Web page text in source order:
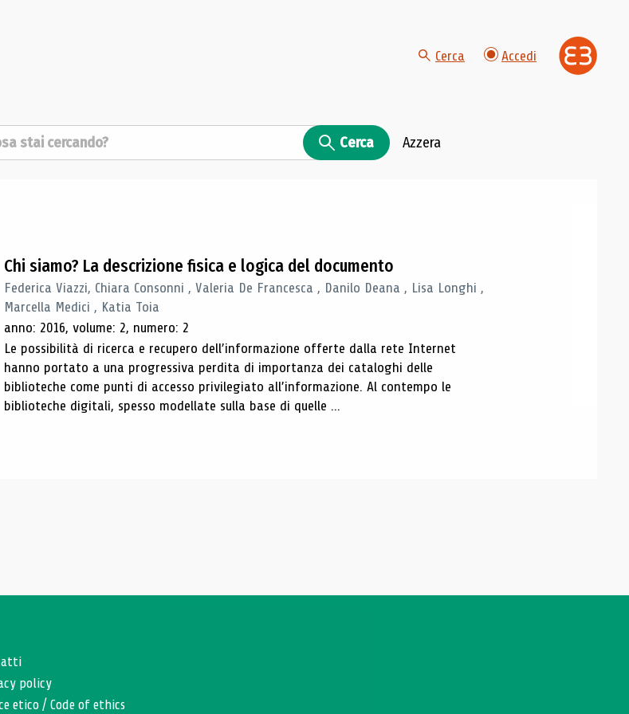
Cerca Accedi
Cerca Azzera
ricerca
Chi siamo? La descrizione fisica e logica del documento
Federica Viazzi, Chiara Consonni , Valeria De Francesca , Danilo Deana , Lisa Longhi ,
Marcella Medici , Katia Toia
anno: 2016, volume: 2, numero: 2
Le possibilità di ricerca e recupero dell’informazione offerte dalla rete Internet
hanno portato a una progressiva perdita di importanza dei cataloghi delle
biblioteche come punti di accesso privilegiato all’informazione. Al contempo le
biblioteche digitali, spesso modellate sulla base di quelle ...
policy
etico /Code of ethics